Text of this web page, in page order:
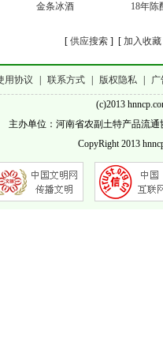
金条冰酒 18年陈
[ 供应搜索 ] [ 加入收藏
用协议 联系方式 版权隐私 广
(c)2013
主办单位：河南省农副土特产品流通
CopyRight 2013